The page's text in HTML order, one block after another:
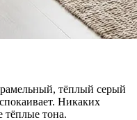
тёплый серый
Никаких
тёплые тона.